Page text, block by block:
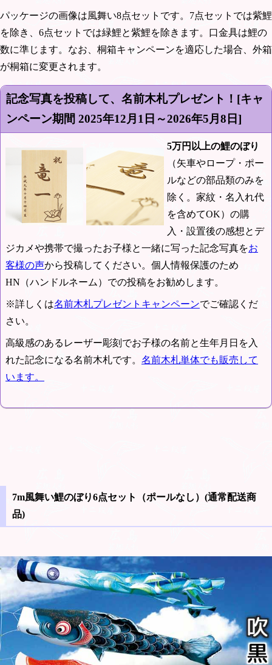
パッケージの画像は風舞い8点セットです。7点セットでは紫鯉
を除き、6点セットでは緑鯉と紫鯉を除きます。口金具は鯉の
数に準じます。なお、桐箱キャンペーンを適応した場合、外箱
が桐箱に変更されます。
記念写真を投稿して、名前木札プレゼント！[キャ
ンペーン期間 2025年12月1日～2026年5月8日]
5万円以上の鯉のぼり
（矢車やロープ・ポー
ルなどの部品類のみを
除く。家紋・名入れ代
を含めてOK）の購
入・設置後の感想とデ
ジカメや携帯で撮ったお子様と一緒に写った記念写真をお
客様の声から投稿してください。個人情報保護のため
HN（ハンドルネーム）での投稿をお勧めします。
※詳しくは名前木札プレゼントキャンペーンでご確認くだ
さい。
高級感のあるレーザー彫刻でお子様の名前と生年月日を入
れた記念になる名前木札です。 名前木札単体でも販売して
います。
7m風舞い鯉のぼり6点セット（ポールなし）(通常配送商
品)